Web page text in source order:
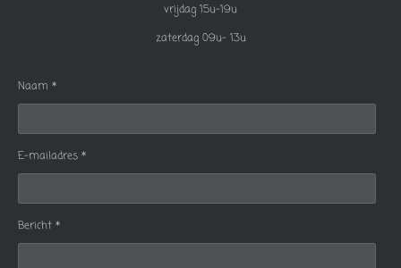
vrijdag 15u-19u
zaterdag 09u- 13u
Naam *
E-mailadres *
Bericht *